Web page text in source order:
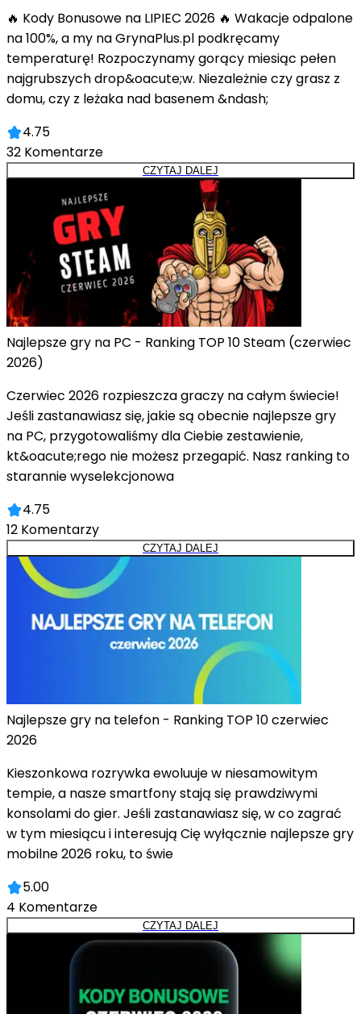
🔥 Kody Bonusowe na LIPIEC 2026 🔥 Wakacje odpalone
na 100%, a my na GrynaPlus.pl podkręcamy
temperaturę! Rozpoczynamy gorący miesiąc pełen
najgrubszych drop&oacute;w. Niezależnie czy grasz z
domu, czy z leżaka nad basenem &ndash;
4.75
32 Komentarze
CZYTAJ DALEJ
Najlepsze gry na PC - Ranking TOP 10 Steam (czerwiec
2026)
Czerwiec 2026 rozpieszcza graczy na całym świecie!
Jeśli zastanawiasz się, jakie są obecnie najlepsze gry
na PC, przygotowaliśmy dla Ciebie zestawienie,
kt&oacute;rego nie możesz przegapić. Nasz ranking to
starannie wyselekcjonowa
4.75
12 Komentarzy
CZYTAJ DALEJ
Najlepsze gry na telefon - Ranking TOP 10 czerwiec
2026
Kieszonkowa rozrywka ewoluuje w niesamowitym
tempie, a nasze smartfony stają się prawdziwymi
konsolami do gier. Jeśli zastanawiasz się, w co zagrać
w tym miesiącu i interesują Cię wyłącznie najlepsze gry
mobilne 2026 roku, to świe
5.00
4 Komentarze
CZYTAJ DALEJ